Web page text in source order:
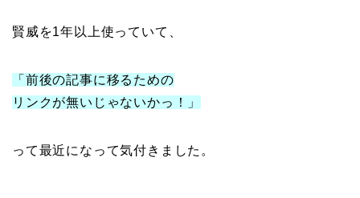
賢威を1年以上使っていて、
「前後の記事に移るための
リンクが無いじゃないかっ！」
って最近になって気付きました。